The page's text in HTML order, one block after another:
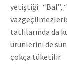
yetiştiği “Bal”,
tatlılarında da
ürünlerini de
çokça tüketilir.